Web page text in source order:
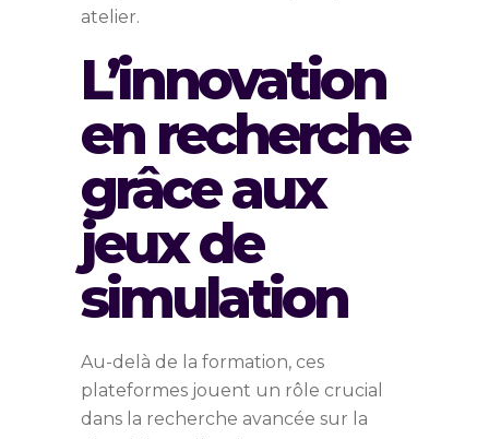
atelier.
L’innovation
en recherche
grâce aux
jeux de
simulation
Au-delà de la formation, ces
plateformes jouent un rôle crucial
dans la recherche avancée sur la